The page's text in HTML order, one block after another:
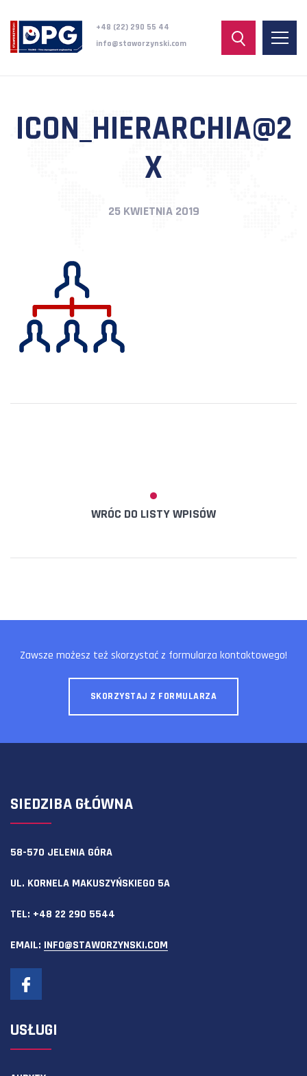
+48 (22) 290 55 44
info@staworzynski.com
ICON_HIERARCHIA@2
X
25 KWIETNIA 2019
WRÓC DO LISTY WPISÓW
Zawsze możesz też skorzystać z formularza kontaktowego!
SKORZYSTAJ Z FORMULARZA
SIEDZIBA GŁÓWNA
58-570 JELENIA GÓRA
UL. KORNELA MAKUSZYŃSKIEGO 5A
TEL: +48 22 290 5544
EMAIL: INFO@STAWORZYNSKI.COM
USŁUGI